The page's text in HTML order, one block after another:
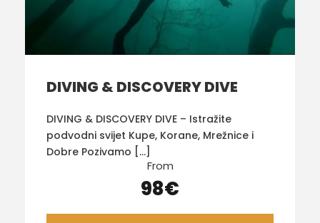
DIVING & DISCOVERY DIVE
DIVING & DISCOVERY DIVE – Istražite
podvodni svijet Kupe, Korane, Mrežnice i
Dobre Pozivamo […]
From
98€